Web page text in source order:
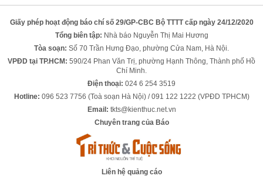
Giấy phép hoạt động báo chí số 29/GP-CBC Bộ TTTT cấp ngày 24/12/2020
Tổng biên tập: Nhà báo Nguyễn Thị Mai Hương
Tòa soạn: Số 70 Trần Hưng Đạo, phường Cửa Nam, Hà Nội.
VPĐD tại TP.HCM: 590/24 Phan Văn Trị, phường Hạnh Thông, Thành phố Hồ
Chí Minh.
Điện thoại: 024 6 254 3519
Hotline: 096 523 7756 (Toà soạn Hà Nội) / 091 122 1222 (VPĐD TPHCM)
Email: tkts@kienthuc.net.vn
Chuyên trang của Báo
Liên hệ quảng cáo